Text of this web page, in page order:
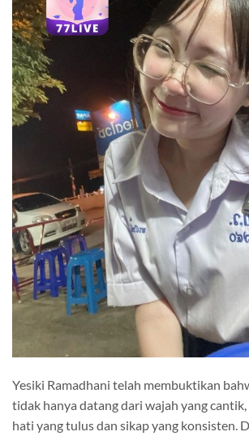
Yesiki Ramadhani telah membuktikan
tidak hanya datang dari wajah yang
hati yang tulus dan sikap yang konsisten.